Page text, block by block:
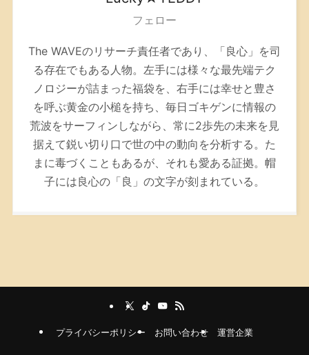
フェロー
The WAVEのリサーチ責任者であり、「良心」を司
る存在でもある人物。左手には様々な最先端テク
ノロジーが詰まった福袋を、右手には幸せと豊さ
を呼ぶ黄金の小槌を持ち、毎日ゴキゲンに情報の
荒波をサーフィンしながら、常に2歩先の未来を見
据えて鋭い切り口で世の中の動向を分析する。た
まに毒づくこともあるが、それも愛ある証拠。帽
子には良心の「良」の文字が刻まれている。
プライバシーポリシー お問い合わせ 運営企業